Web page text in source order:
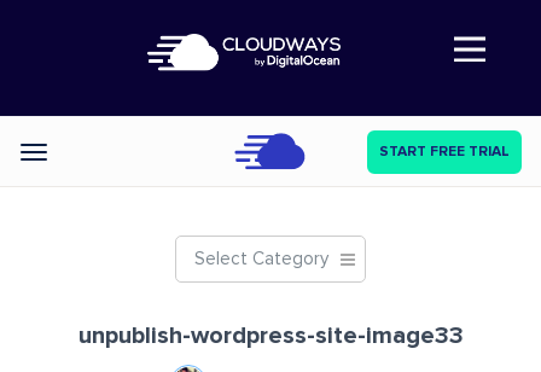
Abre a navegação
Categories START FREE TRIAL
Select Category
unpublish-wordpress-site-image33